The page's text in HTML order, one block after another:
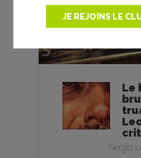
JE REJOINS LE
RRR - S. S.
CRITIQUE
Le
Sergio